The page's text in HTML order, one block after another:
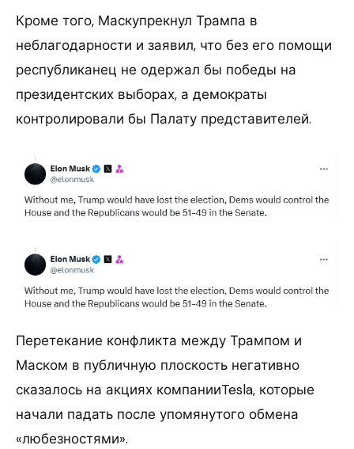
Кроме того, Маскупрекнул Трампа в
неблагодарности и заявил, что без его помощи
республиканец не одержал бы победы на
президентских выборах, а демократы
контролировали бы Палату представителей.
Перетекание конфликта между Трампом и
Маском в публичную плоскость негативно
сказалось на акциях компанииTesla, которые
начали падать после упомянутого обмена
«любезностями».